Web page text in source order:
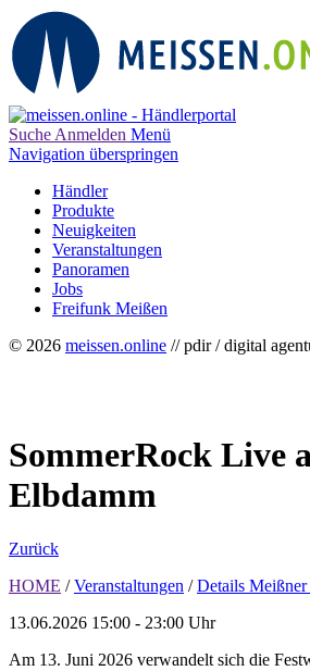
Suche Anmelden Menü
Navigation überspringen
Händler
Produkte
Neuigkeiten
Veranstaltungen
Panoramen
Jobs
Freifunk Meißen
© 2026 meissen.online // pdir / digital
SommerRock Live
Elbdamm
Zurück
HOME / Veranstaltungen / Details Meißner
13.06.2026 15:00 - 23:00 Uhr
Am 13. Juni 2026 verwandelt sich die